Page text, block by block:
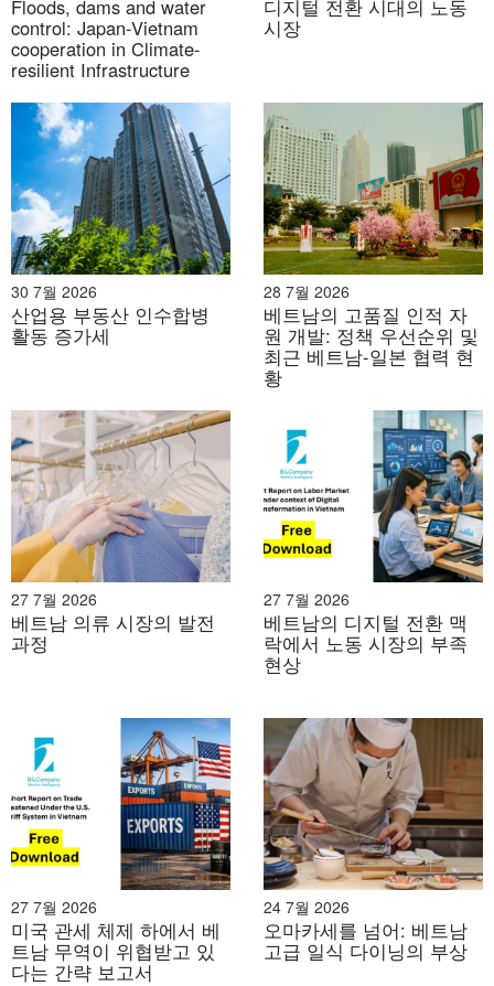
Floods, dams and water
control: Japan-Vietnam
cooperation in Climate-
resilient Infrastructure
디지털 전환 시대의 노동
시장
30 7월 2026
산업용 부동산 인수합병
활동 증가세
28 7월 2026
베트남의 고품질 인적 자
원 개발: 정책 우선순위 및
최근 베트남-일본 협력 현
황
27 7월 2026
베트남 의류 시장의 발전
과정
27 7월 2026
베트남의 디지털 전환 맥
락에서 노동 시장의 부족
현상
27 7월 2026
미국 관세 체제 하에서 베
트남 무역이 위협받고 있
다는 간략 보고서
24 7월 2026
오마카세를 넘어: 베트남
고급 일식 다이닝의 부상